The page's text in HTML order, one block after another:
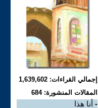
إجمالي القراءات: 1,639,602
المقالات المنشورة: 684
- أنا هذا